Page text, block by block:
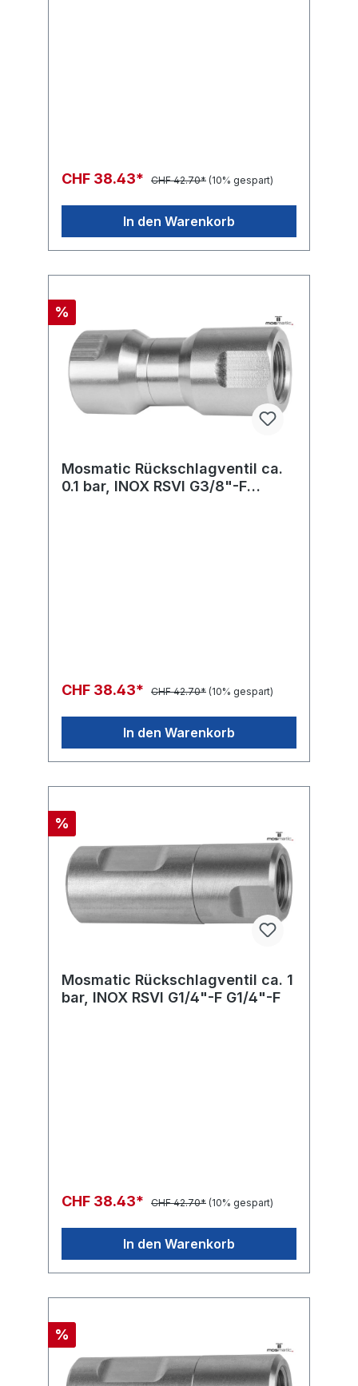
CHF 38.43* CHF 42.70* (10% gespart)
In den Warenkorb
%
Mosmatic Rückschlagventil ca.
0.1 bar, INOX RSVI G3/8"-F
CHF 38.43* CHF 42.70* (10% gespart)
In den Warenkorb
%
Mosmatic Rückschlagventil ca. 1
bar, INOX RSVI G1/4"-F G1/4"-F
CHF 38.43* CHF 42.70* (10% gespart)
In den Warenkorb
%